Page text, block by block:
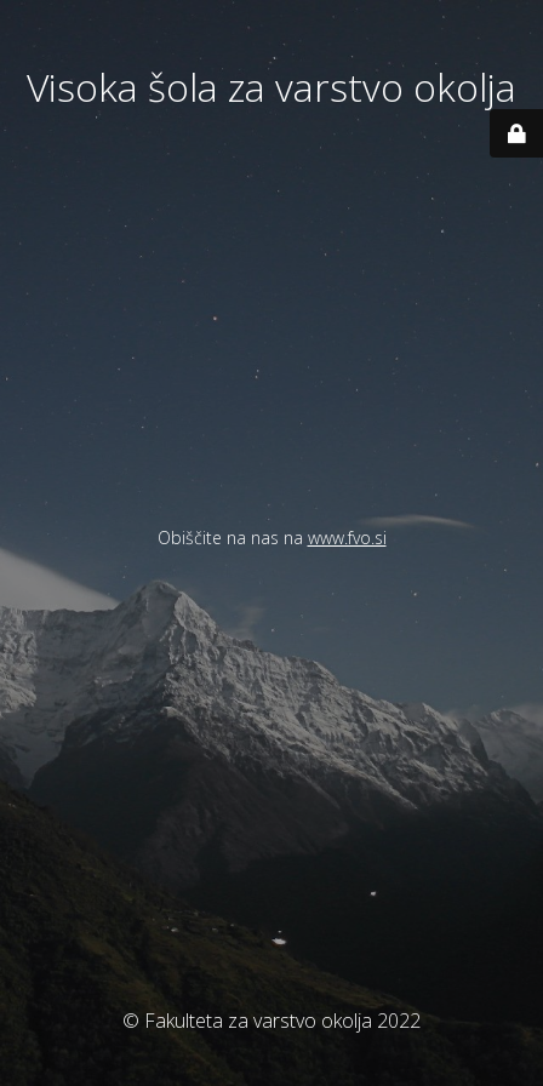
Visoka šola za varstvo okolja
Obiščite na nas na www.fvo.si
© Fakulteta za varstvo okolja 2022